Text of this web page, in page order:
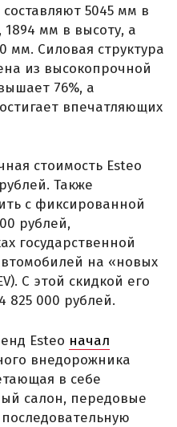
5045 мм в
мм в высоту, а
мм. Силовая структура
из высокопрочной
76%, а
впечатляющих
стоимость Esteo
Также
с фиксированной
рублей,
государственной
на «новых
С этой скидкой его
825 000 рублей.
Esteo начал
внедорожника
в себе
салон, передовые